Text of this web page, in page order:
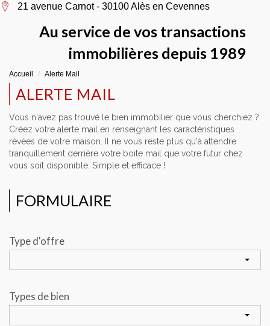
21 avenue Carnot - 30100 Alès en Cevennes
Au service de vos transactions
immobilières depuis 1989
Accueil Alerte Mail
ALERTE MAIL
Vous n'avez pas trouvé le bien immobilier que vous cherchiez ?
Créez votre alerte mail en renseignant les caractéristiques
révées de votre maison. Il ne vous reste plus qu'à attendre
tranquillement derrière votre boite mail que votre futur chez
vous soit disponible. Simple et efficace !
FORMULAIRE
Type d'offre
Types de bien